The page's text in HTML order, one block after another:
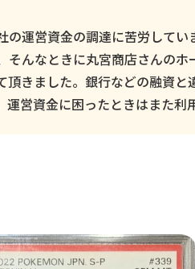
運営資金の調達に苦労して
んなときに丸宮商店さんの
きました。銀行などの融資
営資金に困ったときはまた利